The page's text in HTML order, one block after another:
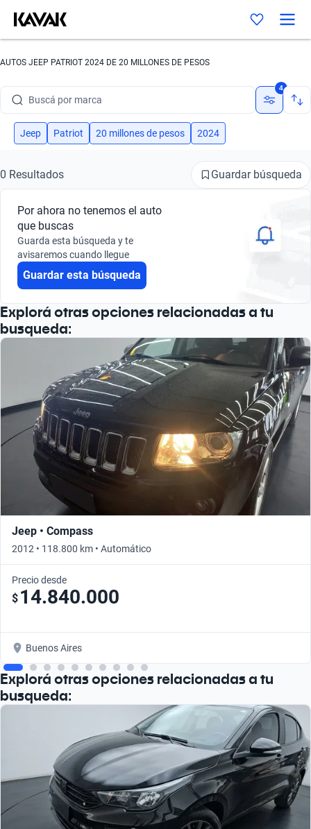
AUTOS JEEP PATRIOT 2024 DE 20 MILLONES DE PESOS
Buscá por modelo
Buscá por versión
Buscá por año
Buscá por modelo
Buscá por versión
4
Jeep Patriot 20 millones de pesos 2024
0 Resultados Guardar búsqueda
Por ahora no tenemos el auto
que buscas
Guarda esta búsqueda y te
avisaremos cuando llegue
Guardar esta búsqueda
Explorá otras opciones relacionadas a tu
busqueda:
Jeep • Compass
2012 • 118.800 km • Automático
Precio desde
$ 14.840.000
Buenos Aires
Explorá otras opciones relacionadas a tu
busqueda: